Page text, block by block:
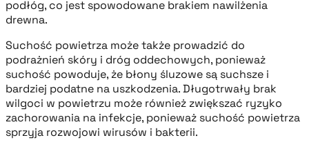
podłóg, co jest spowodowane brakiem nawilżenia
drewna.
Suchość powietrza może także prowadzić do
podrażnień skóry i dróg oddechowych, ponieważ
suchość powoduje, że błony śluzowe są suchsze i
bardziej podatne na uszkodzenia. Długotrwały brak
wilgoci w powietrzu może również zwiększać ryzyko
zachorowania na infekcje, ponieważ suchość powietrza
sprzyja rozwojowi wirusów i bakterii.